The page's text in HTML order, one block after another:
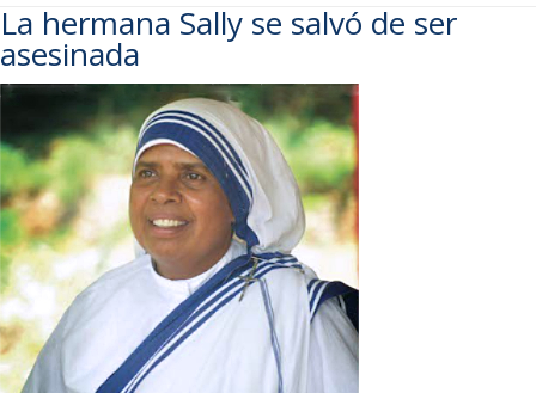
La hermana Sally se salvó de ser
asesinada